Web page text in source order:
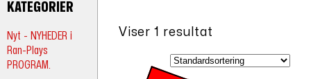
KATEGORIER
Nyt - NYHEDER i
Ran-Plays
PROGRAM.
Viser 1 resultat